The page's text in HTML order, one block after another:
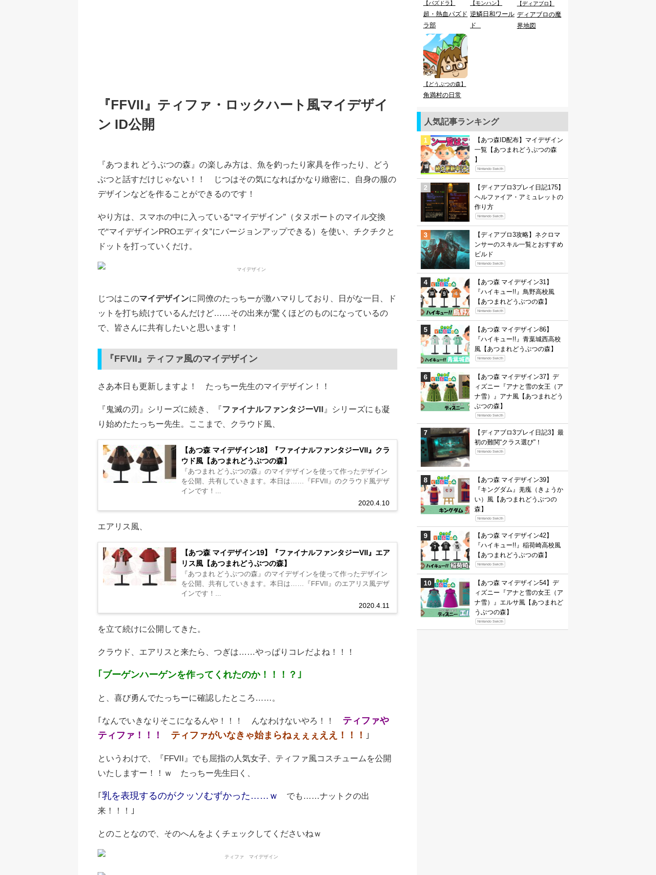
『FFVII』ティファ・ロックハート風マイデザイ
ン ID公開
『あつまれ どうぶつの森』の楽しみ方は、魚を釣ったり家具を作ったり、どう
ぶつと話すだけじゃない！！ じつはその気になればかなり緻密に、自身の服の
デザインなどを作ることができるのです！
やり方は、スマホの中に入っている“マイデザイン”（タヌポートのマイル交換
で“マイデザインPROエディタ”にバージョンアップできる）を使い、チクチクと
ドットを打っていくだけ。
じつはこのマイデザインに同僚のたっちーが激ハマりしており、日がな一日、ド
ットを打ち続けているんだけど……その出来が驚くほどのものになっているの
で、皆さんに共有したいと思います！
『FFVII』ティファ風のマイデザイン
さあ本日も更新しますよ！ たっちー先生のマイデザイン！！
『鬼滅の刃』シリーズに続き、『ファイナルファンタジーVII 』シリーズにも凝
り始めたたっちー先生。ここまで、クラウド風、
【あつ森 マイデザイン18】『ファイナルファンタジーVII』クラ
ウド風【あつまれどうぶつの森】
2020.4.10
『あつまれ どうぶつの森』のマイデザインを使って作ったデザイン
を公開、共有していきます。本日は……『FFVII』のクラウド風デザ
インです！...
エアリス風、
【あつ森 マイデザイン19】『ファイナルファンタジーVII』エア
リス風【あつまれどうぶつの森】
2020.4.11
『あつまれ どうぶつの森』のマイデザインを使って作ったデザイン
を公開、共有していきます。本日は……『FFVII』のエアリス風デザ
インです！...
を立て続けに公開してきた。
クラウド、エアリスと来たら、つぎは……やっぱりコレだよね！！！
｢ブーゲンハーゲンを作ってくれたのか！！！？｣
と、喜び勇んでたっちーに確認したところ……。
｢なんでいきなりそこになるんや！！！ んなわけないやろ！！ ティファや
ティファ！！！
ティファがいなきゃ始まらねぇぇぇええ！！！ ｣
というわけで、『FFVII』でも屈指の人気女子、ティファ風コスチュームを公開
いたしますー！！ｗ たっちー先生曰く、
乳を表現するのがクッソむずかった……ｗ
でも……ナットクの出
来！！！｣
とのことなので、そのへんをよくチェックしてくださいねｗ
【パズドラ】
超・熱血パズド
ラ部
【モンハン】
逆鱗日和ワール
ド
【ディアブロ】
ディアブロの魔
界地図
【どうぶつの森】
角満村の日常
人気記事ランキング
【あつ森ID配布】マイデザイン
一覧【あつまれどうぶつの森
】
Nintendo Swicth
【ディアブロ3プレイ日記175】
ヘルファイア・アミュレットの
作り方
Nintendo Swicth
【ディアブロ3攻略】ネクロマ
ンサーのスキル一覧とおすすめ
ビルド
Nintendo Swicth
【あつ森 マイデザイン31】
『ハイキュー!!』鳥野高校風
【あつまれどうぶつの森】
Nintendo Swicth
【あつ森 マイデザイン86】
『ハイキュー!!』青葉城西高校
風【あつまれどうぶつの森】
Nintendo Swicth
【あつ森 マイデザイン37】デ
ィズニー『アナと雪の女王（ア
ナ雪）』アナ風【あつまれどう
ぶつの森】
Nintendo Swicth
【ディアブロ3プレイ日記3】最
初の難関“クラス選び”！
Nintendo Swicth
【あつ森 マイデザイン39】
『キングダム』羌瘣（きょうか
い）風【あつまれどうぶつの
森】
Nintendo Swicth
【あつ森 マイデザイン42】
『ハイキュー!!』稲荷崎高校風
【あつまれどうぶつの森】
Nintendo Swicth
【あつ森 マイデザイン54】デ
ィズニー『アナと雪の女王（ア
ナ雪）』エルサ風【あつまれど
うぶつの森】
Nintendo Swicth